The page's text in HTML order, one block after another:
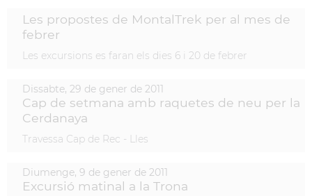
Les propostes de MontalTrek per al mes de
febrer
Les excursions es faran els dies 6 i 20 de febrer
Dissabte, 29 de gener de 2011
Cap de setmana amb raquetes de neu per la
Cerdanaya
Travessa Cap de Rec - Lles
Diumenge, 9 de gener de 2011
Excursió matinal a la Trona